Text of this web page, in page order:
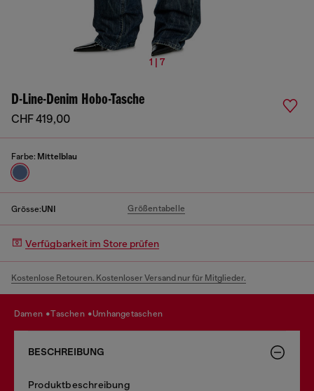
1 | 7
D-Line-Denim Hobo-Tasche
CHF 419,00
Farbe: Mittelblau
Grösse:UNI Größentabelle
Verfügbarkeit im Store prüfen
Kostenlose Retouren. Kostenloser Versand nur für Mitglieder.
damen taschen umhangetaschen
BESCHREIBUNG
Produktbeschreibung